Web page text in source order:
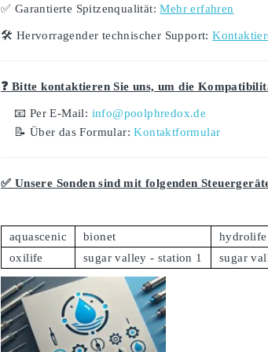
✅ Garantierte Spitzenqualität: Mehr erfahren
🛠️ Hervorragender technischer Support:
❓ Bitte kontaktieren Sie uns, um die
📧 Per E-Mail: info@poolphredox.de
📝 Über das Formular:Kontaktformular
✅ Unsere Sonden sind mit folgenden
aquascenic bionet hydrolife
oxilife
sugar valley - station 1 sugar